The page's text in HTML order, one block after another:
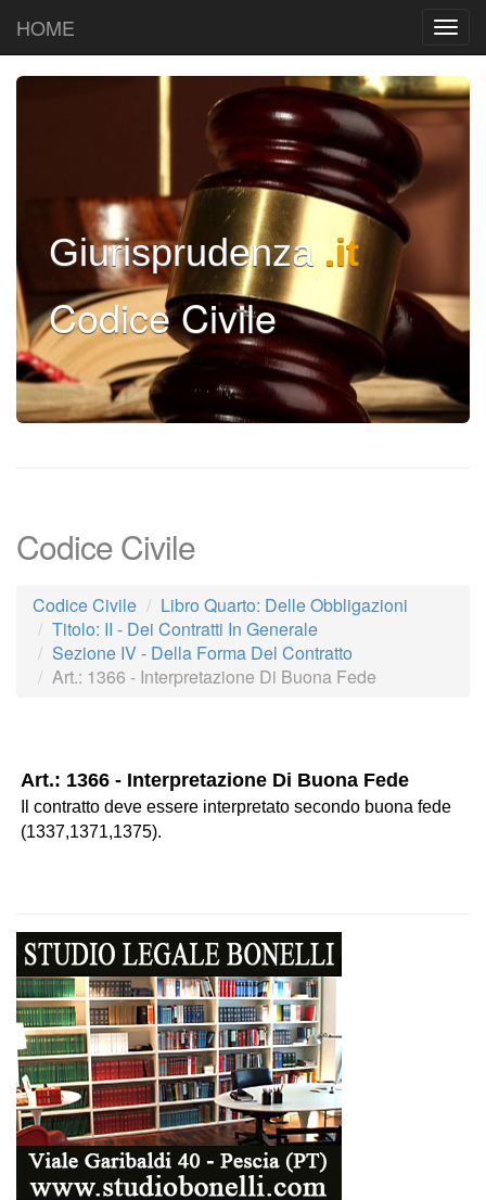
HOME
Giurisprudenza .it
Codice Civile
Codice Civile
Codice Civile
Libro Quarto: Delle Obbligazioni
Titolo: II - Dei Contratti In Generale
Sezione IV - Della Forma Del Contratto
Art.: 1366 - Interpretazione Di Buona Fede
Art.: 1366 - Interpretazione Di Buona Fede
Il contratto deve essere interpretato secondo buona fede
(1337,1371,1375).